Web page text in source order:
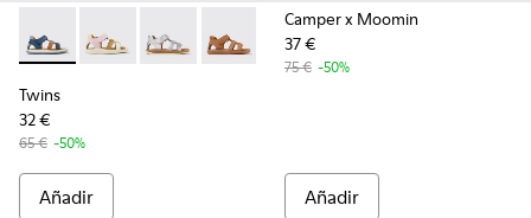
Twins - K800628-007 - Sandalias de piel y nobuk azules
Twins - K800628-008
Twins - K800628-003
Twins - K800628-002
Twins - K800628-001
Twins
32 €
65 € -50%
Añadir
Camper x Moomin
37 €
75 € -50%
Añadir